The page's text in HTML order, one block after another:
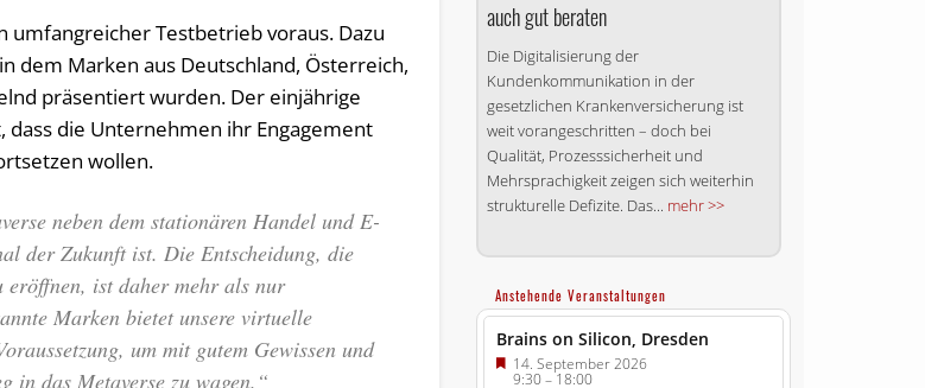
umfangreicher Testbetrieb voraus. Dazu
dem Marken aus Deutschland, Österreich,
präsentiert wurden. Der einjährige
die Unternehmen ihr Engagement
wollen.
neben dem stationären Handel und E-
der Zukunft ist. Die Entscheidung, die
ist daher mehr als nur
Marken bietet unsere virtuelle
um mit gutem Gewissen und
in das Metaverse zu wagen.“
auch gut beraten
Die Digitalisierung der
Kundenkommunikation in der
gesetzlichen Krankenversicherung ist
weit vorangeschritten – doch bei
Qualität, Prozesssicherheit und
Mehrsprachigkeit zeigen sich weiterhin
strukturelle Defizite. Das... mehr >>
Anstehende Veranstaltungen
Brains on Silicon, Dresden
14. September 2026
9:30–18:00